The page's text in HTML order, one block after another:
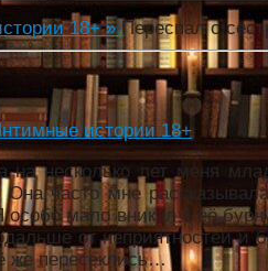
18+ »Переспал с
истории 18+
на несколько лет меня
часто мне
особо мало вникал в её
от неприятностей и
же пересеклись…